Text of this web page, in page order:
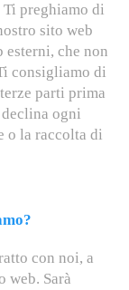
preghiamo di
sito web
esterni, che non
consigliamo di
parti prima
ogni
o la raccolta di
con noi, a
web. Sarà